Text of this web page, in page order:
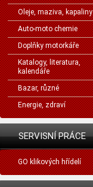
Oleje, maziva, kapaliny
Auto-moto chemie
Doplňky motorkáře
Katalogy, literatura,
kalendáře
Bazar, různé
Energie, zdraví
SERVISNÍ PRÁCE
GO klikových hřídelí